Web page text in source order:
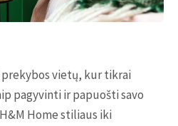
prekybos vietų, kur tikrai
pagyvinti ir papuošti savo
Home stiliaus iki